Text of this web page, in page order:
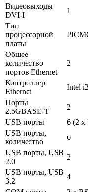
Видеовыходы
DVI-I
1
Тип
процессорной
платы
Общее
количество
портов Ethernet
2
Контроллер
Ethernet
Intel
Порты
2.5GBASE-T
2
USB порты
6 (2 x
USB порты,
количество
6
USB порты, USB
2.0
2
USB порты, USB
3.2
4